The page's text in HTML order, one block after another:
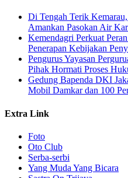
​Di Tengah Terik
Amankan Pasokan Air
Kemendagri Perkuat
Penerapan Kebijakan
Pengurus Yayasan
Pihak Hormati Proses
Gedung Bapenda DKI
Mobil Damkar dan 100
Extra Link
Foto
Oto Club
Serba-serbi
Yang Muda Yang Bicara